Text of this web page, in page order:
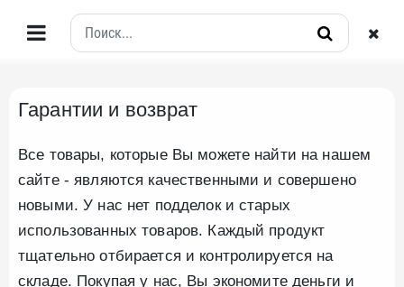
Гарантии и возврат
Все товары, которые Вы можете найти на нашем
сайте - являются качественными и совершено
новыми. У нас нет подделок и старых
использованных товаров. Каждый продукт
тщательно отбирается и контролируется на
складе. Покупая у нас, Вы экономите деньги и